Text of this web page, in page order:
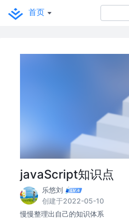
首页
javaScript知识点
乐悠刘
创建于2022-05-10
慢慢整理出自己的知识体系